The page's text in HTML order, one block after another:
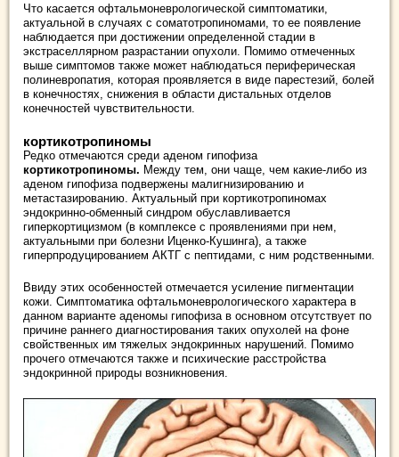
Что касается офтальмоневрологической симптоматики,
актуальной в случаях с соматотропиномами, то ее появление
наблюдается при достижении определенной стадии в
экстраселлярном разрастании опухоли. Помимо отмеченных
выше симптомов также может наблюдаться периферическая
полиневропатия, которая проявляется в виде парестезий, болей
в конечностях, снижения в области дистальных отделов
конечностей чувствительности.
кортикотропиномы
Редко отмечаются среди аденом гипофиза
кортикотропиномы. Между тем, они чаще, чем какие-либо из
аденом гипофиза подвержены малигнизированию и
метастазированию. Актуальный при кортикотропиномах
эндокринно-обменный синдром обуславливается
гиперкортицизмом (в комплексе с проявлениями при нем,
актуальными при болезни Иценко-Кушинга), а также
гиперпродуцированием АКТГ с пептидами, с ним родственными.
Ввиду этих особенностей отмечается усиление пигментации
кожи. Симптоматика офтальмоневрологического характера в
данном варианте аденомы гипофиза в основном отсутствует по
причине раннего диагностирования таких опухолей на фоне
свойственных им тяжелых эндокринных нарушений. Помимо
прочего отмечаются также и психические расстройства
эндокринной природы возникновения.